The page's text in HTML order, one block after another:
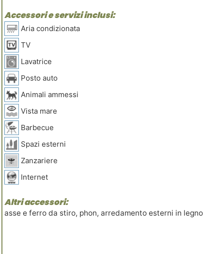
Accessori e servizi inclusi:
Aria condizionata
TV
Lavatrice
Posto auto
Animali ammessi
Vista mare
Barbecue
Spazi esterni
Zanzariere
Internet
Altri accessori:
asse e ferro da stiro, phon, arredamento esterni in legno